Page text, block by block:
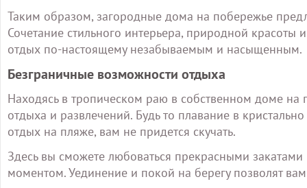
Таким образом, загородные дома на побережье
Сочетание стильного интерьера, природной красоты
отдых по-настоящему незабываемым и насыщенным.
Безграничные возможности отдыха
Находясь в тропическом раю в собственном доме
отдыха и развлечений. Будь то плавание в
отдых на пляже, вам не придется скучать.
Здесь вы сможете любоваться прекрасными
моментом. Уединение и покой на берегу позволят